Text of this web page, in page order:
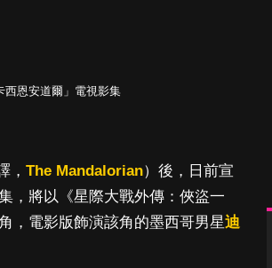
， The Mandalorian）後，日前宣
，將以《星際大戰外傳：俠盜一
，電影版飾演該角的墨西哥男星迪